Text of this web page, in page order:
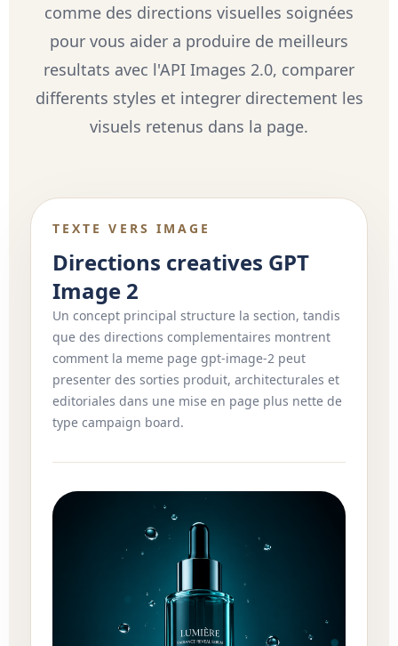
comme des directions visuelles soignées
pour vous aider a produire de meilleurs
resultats avec l'API Images 2.0, comparer
differents styles et integrer directement les
visuels retenus dans la page.
TEXTE VERS IMAGE
Directions creatives GPT
Image 2
Un concept principal structure la section, tandis
que des directions complementaires montrent
comment la meme page gpt-image-2 peut
presenter des sorties produit, architecturales et
editoriales dans une mise en page plus nette de
type campaign board.